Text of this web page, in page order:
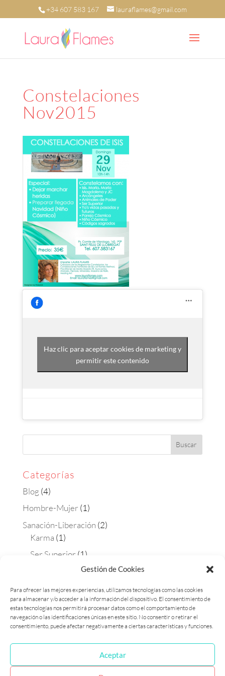
Gestión de Cookies
Para ofrecer las mejores experiencias, utilizamos tecnologías como las cookies
para almacenar y/o acceder a la información del dispositivo. El consentimiento de
estas tecnologías nos permitirá procesar datos como el comportamiento de
navegación o las identificaciones únicas en este sitio. No consentir o retirar el
consentimiento, puede afectar negativamente a ciertas características y funciones.
Aceptar
+34 607 583 167 lauraflames@gmail.com
Constelaciones
Nov2015
Haz clic para aceptar cookies de marketing y
permitir este contenido
Categorías
Blog (4)
Hombre-Mujer (1)
Sanación-Liberación (2)
Karma (1)
Ser Superior (1)
Constelaciones(1)
Matrix Maestra(1)
Política de cookies (UE) Política de privacidad